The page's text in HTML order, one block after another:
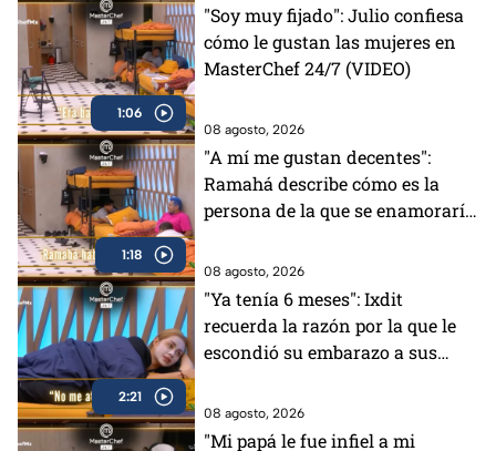
1:06
"Soy muy fijado": Julio confiesa
cómo le gustan las mujeres en
MasterChef 24/7 (VIDEO)
08 agosto, 2026
1:18
"A mí me gustan decentes":
Ramahá describe cómo es la
persona de la que se enamoraría
08 agosto, 2026
2:21
"Ya tenía 6 meses": Ixdit
recuerda la razón por la que le
escondió su embarazo a sus
(VIDEO)
08 agosto, 2026
"Mi papá le fue infiel a mi